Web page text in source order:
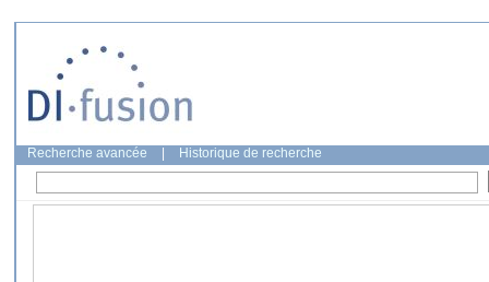
Recherche avancée Historique de recherche